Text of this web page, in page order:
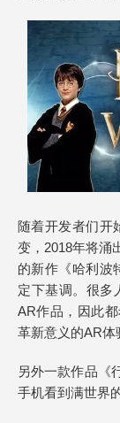
随着开发者们开
变，2018年将涌
的新作《哈利波
定下基调。很多
AR作品，因此
革新意义的AR体
另外一款作品《
手机看到满世界